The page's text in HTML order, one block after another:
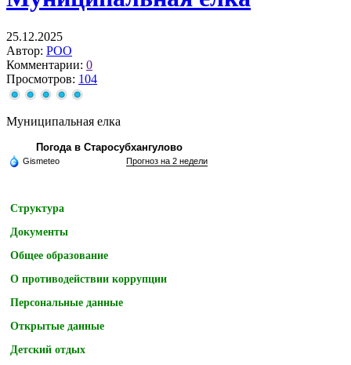
25.12.2025
Автор: РОО
Комментарии: 0
Просмотров: 104
Муниципальная елка
Погода в Старосубхангулово
Gismeteo Прогноз на 2 недели
Структура
Документы
Общее образование
О противодействии коррупции
Персональные данные
Открытые данные
Детский отдых